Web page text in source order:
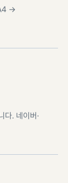
→
다. 네이버·